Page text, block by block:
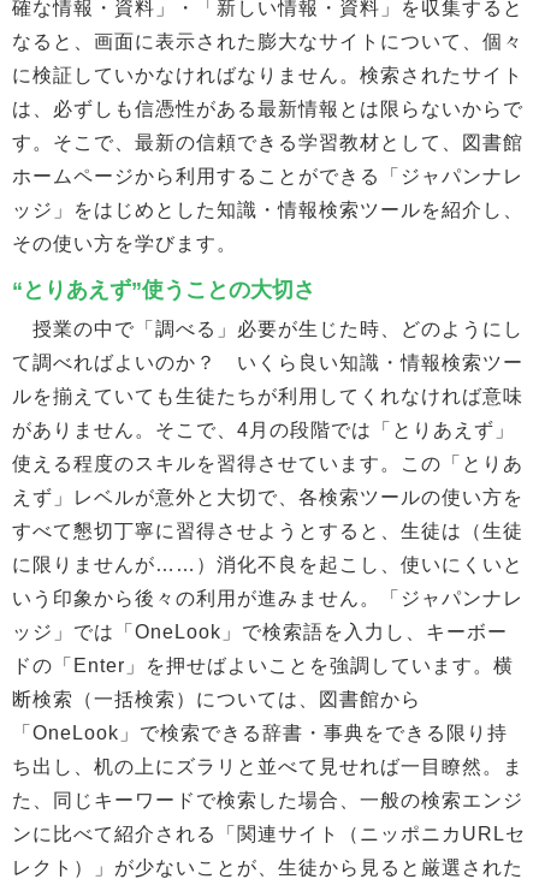
確な情報・資料」・「新しい情報・資料」を収集すると
なると、画面に表示された膨大なサイトについて、個々
に検証していかなければなりません。検索されたサイト
は、必ずしも信憑性がある最新情報とは限らないからで
す。そこで、最新の信頼できる学習教材として、図書館
ホームページから利用することができる「ジャパンナレ
ッジ」をはじめとした知識・情報検索ツールを紹介し、
その使い方を学びます。
“とりあえず”使うことの大切さ
授業の中で「調べる」必要が生じた時、どのようにし
て調べればよいのか？ いくら良い知識・情報検索ツー
ルを揃えていても生徒たちが利用してくれなければ意味
がありません。そこで、4月の段階では「とりあえず」
使える程度のスキルを習得させています。この「とりあ
えず」レベルが意外と大切で、各検索ツールの使い方を
すべて懇切丁寧に習得させようとすると、生徒は（生徒
に限りませんが……）消化不良を起こし、使いにくいと
いう印象から後々の利用が進みません。「ジャパンナレ
ッジ」では「OneLook」で検索語を入力し、キーボー
ドの「Enter」を押せばよいことを強調しています。横
断検索（一括検索）については、図書館から
「OneLook」で検索できる辞書・事典をできる限り持
ち出し、机の上にズラリと並べて見せれば一目瞭然。ま
た、同じキーワードで検索した場合、一般の検索エンジ
ンに比べて紹介される「関連サイト（ニッポニカURLセ
レクト）」が少ないことが、生徒から見ると厳選された